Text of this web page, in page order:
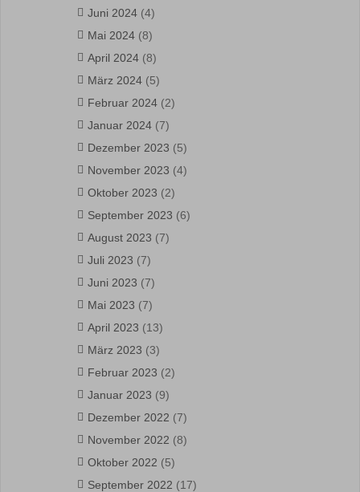
Juni 2024 (4)
Mai 2024 (8)
April 2024 (8)
März 2024 (5)
Februar 2024 (2)
Januar 2024 (7)
Dezember 2023 (5)
November 2023 (4)
Oktober 2023 (2)
September 2023 (6)
August 2023 (7)
Juli 2023 (7)
Juni 2023 (7)
Mai 2023 (7)
April 2023 (13)
März 2023 (3)
Februar 2023 (2)
Januar 2023 (9)
Dezember 2022 (7)
November 2022 (8)
Oktober 2022 (5)
September 2022 (17)